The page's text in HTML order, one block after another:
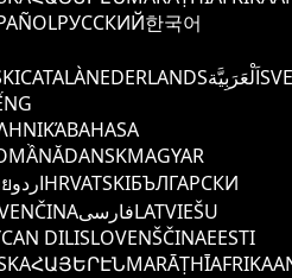
РУССКИЙ한국어
CATALÀNEDERLANDSاَلْعَرَبِيَّة
BAHASA
DANSKMAGYAR
اردوHRVATSKIБЪЛГАРСКИ
فارسیLATVIEŠU
DILISLOVENŠČINAEESTI
ՀԱՅԵՐԷՆMARĀṬHĪ